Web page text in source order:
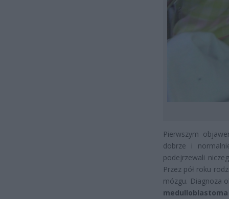
Pierwszym
dobrze i
podejrzewali
Przez pół roku
mózgu. Diagnoza